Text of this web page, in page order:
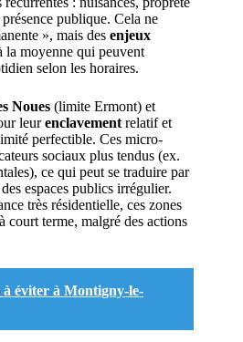
publique. Cela ne
», mais des enjeux
la moyenne qui peuvent
selon les horaires.
Noues (limite Ermont) et
leurenclavement relatif et
perfectible. Ces micro-
sociaux plus tendus (ex.
ce qui peut se traduire par
espaces publics irrégulier.
très résidentielle, ces zones
court terme, malgré des actions
éviter à Montigny-le-